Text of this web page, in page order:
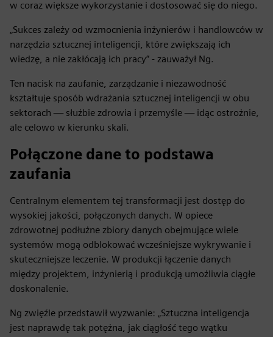
w coraz większe wykorzystanie i dostosować się do niego.
„Sukces zależy od wzmocnienia inżynierów i handlowców w
narzędzia sztucznej inteligencji, które zwiększają ich
wiedzę, a nie zakłócają ich pracy” - zauważył Ng.
Ten nacisk na zaufanie, zarządzanie i niezawodność
kształtuje sposób wdrażania sztucznej inteligencji w obu
sektorach — służbie zdrowia i przemyśle — idąc ostrożnie,
ale celowo w kierunku skali.
Połączone dane to podstawa
zaufania
Centralnym elementem tej transformacji jest dostęp do
wysokiej jakości, połączonych danych. W opiece
zdrowotnej podłużne zbiory danych obejmujące wiele
systemów mogą odblokować wcześniejsze wykrywanie i
skuteczniejsze leczenie. W produkcji łączenie danych
między projektem, inżynierią i produkcją umożliwia ciągłe
doskonalenie.
Ng zwięźle przedstawił wyzwanie: „Sztuczna inteligencja
jest naprawdę tak potężna, jak ciągłość tego wątku